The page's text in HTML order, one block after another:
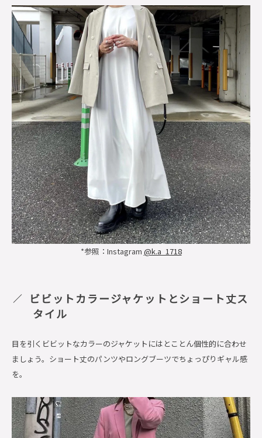
*参照：Instagram @k.a_1718
ビビットカラージャケットとショート丈ス
タイル
目を引くビビットなカラーのジャケットにはとことん個性的に合わせ
ましょう。ショート丈のパンツやロングブーツでちょっぴりギャル感
を。